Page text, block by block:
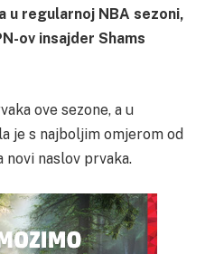
u regularnoj NBA sezoni,
ov insajder Shams
ove sezone, a u
je s najboljim omjerom od
naslov prvaka.